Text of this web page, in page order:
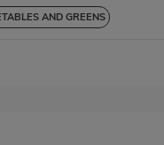
AND GREENS